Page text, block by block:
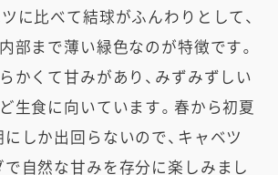
に比べて結球がふんわりとして、
部まで薄い緑色なのが特徴です。
かくて甘みがあり、みずみずしい
生食に向いています。春から初夏
しか出回らないので、キャベツ
自然な甘みを存分に楽しみまし